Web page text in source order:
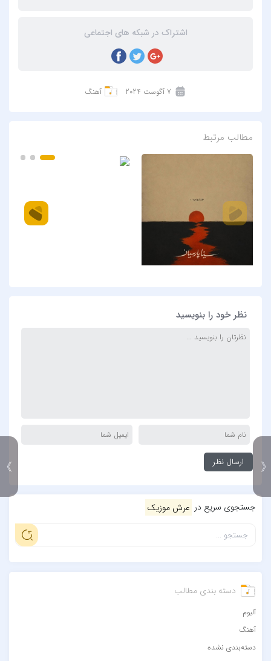
اشتراک در شبکه های اجتماعی
7 آگوست 2024 آهنگ
مطالب مرتبط
نظر خود را بنویسید
جستجوی سریع در عرش موزیک
دسته بندی مطالب
آلبوم
آهنگ
دسته‌بندی نشده
》